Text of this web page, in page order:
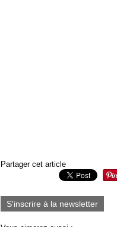
Partager cet article
S'inscrire à la newsletter